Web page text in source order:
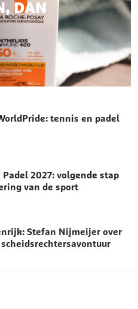
DAN
tennis en padel
2027: volgende stap
van de sport
Stefan Nijmeijer over